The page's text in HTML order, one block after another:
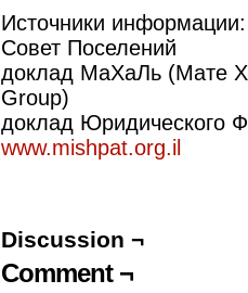
Источники информации:
Совет Поселений
доклад МаХаЛь (Мате
Group)
доклад Юридического
www.mishpat.org.il
Discussion ¬
Comment ¬